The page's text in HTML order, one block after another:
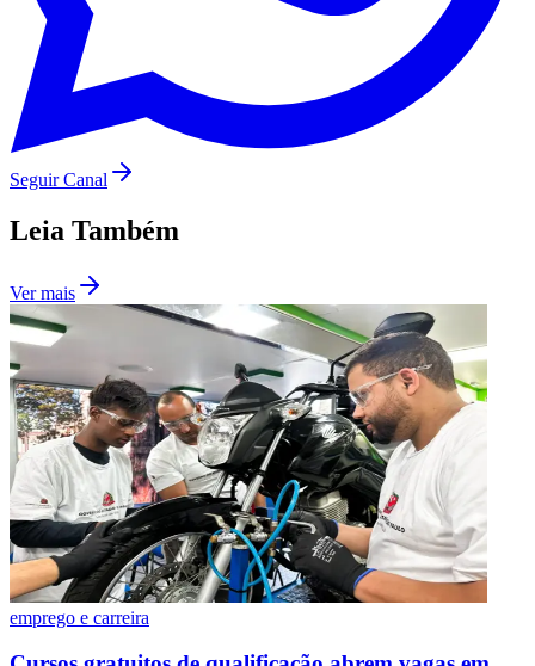
Internacional
Seguir Canal
Leia Também
Ver mais
emprego e carreira